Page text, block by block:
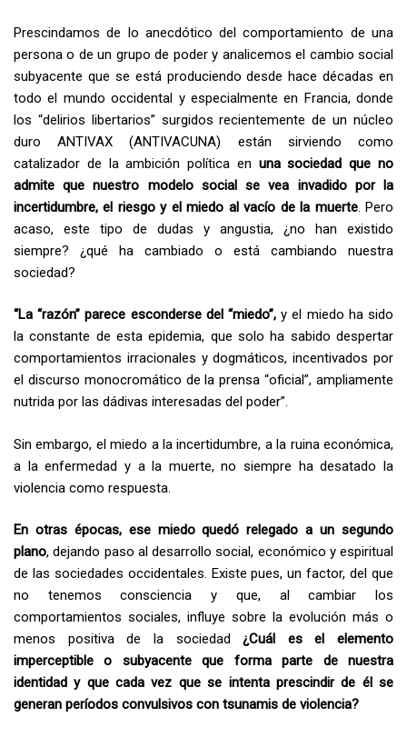
Prescindamos de lo anecdótico del comportamiento de una
persona o de un grupo de poder y analicemos el cambio social
subyacente que se está produciendo desde hace décadas en
todo el mundo occidental y especialmente en Francia, donde
los “delirios libertarios” surgidos recientemente de un núcleo
duro ANTIVAX (ANTIVACUNA) están sirviendo como
catalizador de la ambición política en una sociedad que no
admite que nuestro modelo social se vea invadido por la
incertidumbre, el riesgo y el miedo al vacío de la muerte. Pero
acaso, este tipo de dudas y angustia, ¿no han existido
siempre? ¿qué ha cambiado o está cambiando nuestra
sociedad?
“La “razón” parece esconderse del “miedo”,y el miedo ha sido
la constante de esta epidemia, que solo ha sabido despertar
comportamientos irracionales y dogmáticos, incentivados por
el discurso monocromático de la prensa “oficial”, ampliamente
nutrida por las dádivas interesadas del poder”.
Sin embargo, el miedo a la incertidumbre, a la ruina económica,
a la enfermedad y a la muerte, no siempre ha desatado la
violencia como respuesta.
En otras épocas, ese miedo quedó relegado a un segundo
plano, dejando paso al desarrollo social, económico y espiritual
de las sociedades occidentales. Existe pues, un factor, del que
no tenemos consciencia y que, al cambiar los
comportamientos sociales, influye sobre la evolución más o
menos positiva de la sociedad¿Cuál es el elemento
imperceptible o subyacente que forma parte de nuestra
identidad y que cada vez que se intenta prescindir de él se
generan períodos convulsivos con tsunamis de violencia?